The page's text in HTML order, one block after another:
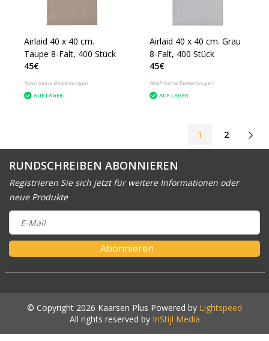
Airlaid 40 x 40 cm.
Taupe 8-Falt, 400 Stück
45€
Noch keine Bewertungen
AUF LAGER
Airlaid 40 x 40 cm. Grau
8-Falt, 400 Stück
45€
Noch keine Bewertungen
AUF LAGER
1 2
RUNDSCHREIBEN ABONNIEREN
Registrieren Sie sich jetzt für weitere Informationen oder
neue Produkte
Abonnieren
© Copyright 2026 Kaarsen Plus Powered by Lightspeed
All rights reserved by InStijl Media